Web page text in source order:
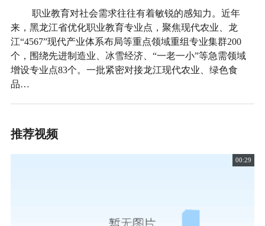
职业教育对社会需求往往有着敏锐的感知力。近年
来，黑龙江省优化职业教育专业点，聚焦现代农业、龙
江“4567”现代产业体系布局等重点领域重组专业集群200
个，围绕先进制造业、冰雪经济、“一老一小”等急需领域
增设专业点83个。一批紧密对接龙江现代农业、绿色食
品…
推荐视频
00:29